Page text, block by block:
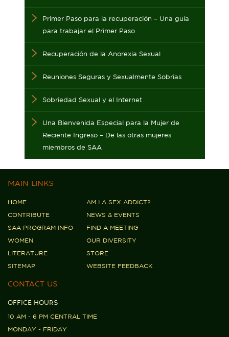
Primer Paso para la recuperación – Una guía
para trabajar el Primer Paso
Recuperación de la Anorexia Sexual
Reuniones Seguras y Sexualmente Sobrias
Sobriedad Sexual y el Internet
Una Bienvenida Especial para la Mujer de
Reciente Ingreso – De las otras mujeres
miembros de SAA
MAIN LINKS
HOME
AM I A SEX ADDICT?
CONTRIBUTE
NEWS & EVENTS
SAA PROGRAM INFO
FIND A MEETING
WOMEN
OUR DIVERSITY
LITERATURE
STORE
SITEMAP
WEBSITE FEEDBACK
CONTACT US
OFFICE HOURS
10 AM - 6 PM CENTRAL TIME
MONDAY - FRIDAY